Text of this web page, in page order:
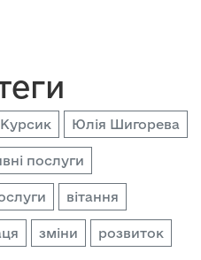
Курсик Юлія Шигорева
послуги
вітання
зміни розвиток